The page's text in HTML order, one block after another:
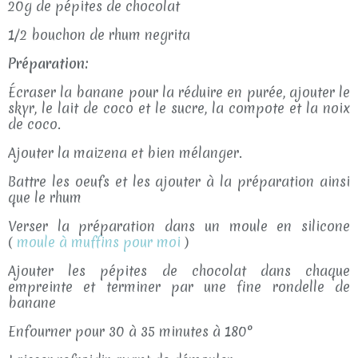
20g de pépites de chocolat
1/2 bouchon de rhum negrita
Préparation:
Écraser la banane pour la réduire en purée, ajouter le
skyr, le lait de coco et le sucre, la compote et la noix
de coco.
Ajouter la maizena et bien mélanger.
Battre les oeufs et les ajouter à la préparation ainsi
que le rhum
Verser la préparation dans un moule en silicone
( moule à muffins pour moi )
Ajouter les pépites de chocolat dans chaque
empreinte et terminer par une fine rondelle de
banane
Enfourner pour 30 à 35 minutes à 180°